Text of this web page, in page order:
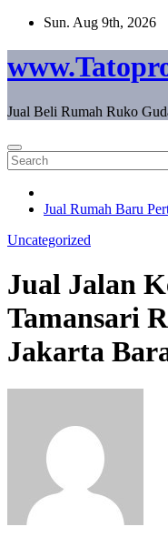
Skip
content
Sun. Aug 9th, 2026
Jual Beli Rumah Ruko
Jual Rumah Baru
Uncategorized
Jual Jalan
Tamansari
Jakarta